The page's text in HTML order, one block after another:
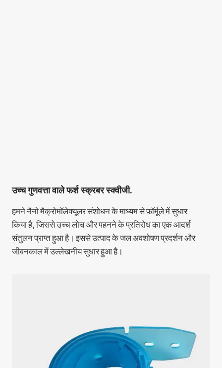
उच्च गुणवत्ता वाले फर्श स्क्रबर स्क्वीजी.
हमने नैनो मैक्रोमॉलेक्यूलर संशोधन के माध्यम से फ़ॉर्मूले में सुधार
किया है, जिससे उच्च लोच और पहनने के प्रतिरोध का एक आदर्श
संतुलन प्राप्त हुआ है। इससे उत्पाद के जल अवशोषण प्रदर्शन और
जीवनकाल में उल्लेखनीय सुधार हुआ है।